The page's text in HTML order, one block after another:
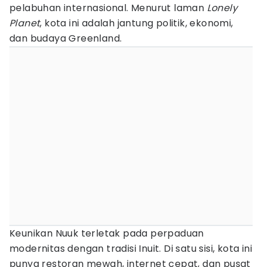
pelabuhan internasional. Menurut laman Lonely
Planet, kota ini adalah jantung politik, ekonomi,
dan budaya Greenland.
Keunikan Nuuk terletak pada perpaduan
modernitas dengan tradisi Inuit. Di satu sisi, kota ini
punya restoran mewah, internet cepat, dan pusat